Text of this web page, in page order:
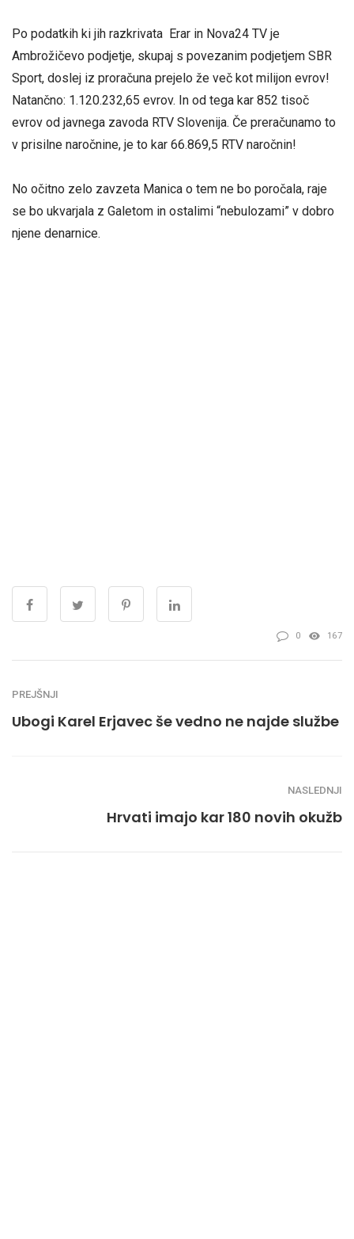
Po podatkih ki jih razkrivata Erar in Nova24 TV je
Ambrožičevo podjetje, skupaj s povezanim podjetjem SBR
Sport, doslej iz proračuna prejelo že več kot milijon evrov!
Natančno: 1.120.232,65 evrov. In od tega kar 852 tisoč
evrov od javnega zavoda RTV Slovenija. Če preračunamo to
v prisilne naročnine, je to kar 66.869,5 RTV naročnin!
No očitno zelo zavzeta Manica o tem ne bo poročala, raje
se bo ukvarjala z Galetom in ostalimi “nebulozami” v dobro
njene denarnice.
0 167
PREJŠNJI
Ubogi Karel Erjavec še vedno ne najde službe
NASLEDNJI
Hrvati imajo kar 180 novih okužb